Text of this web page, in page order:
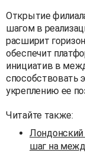
Открытие
шагом в
расширит
обеспечит
инициатив в
способствовать
укреплению ее
Читайте также:
Лондонский
шаг на